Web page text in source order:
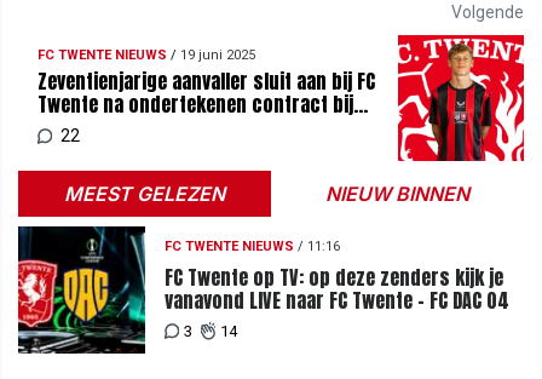
Volgende
FC TWENTE NIEUWS / 19 juni 2025
Zeventienjarige aanvaller sluit aan bij FC
Twente na ondertekenen contract bij
Academie
22
MEEST GELEZEN NIEUW BINNEN
FC TWENTE NIEUWS / 11:16
FC Twente op TV: op deze zenders kijk je
vanavond LIVE naar FC Twente - FC DAC 04
3 14